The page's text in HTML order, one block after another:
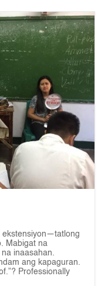
ekstensiyon—tatlong
Mabigat na
inaasahan.
ang kapaguran.
Professionally